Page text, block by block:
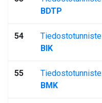
BDTP
54
Tiedostotunniste
BIK
55
Tiedostotunniste
BMK